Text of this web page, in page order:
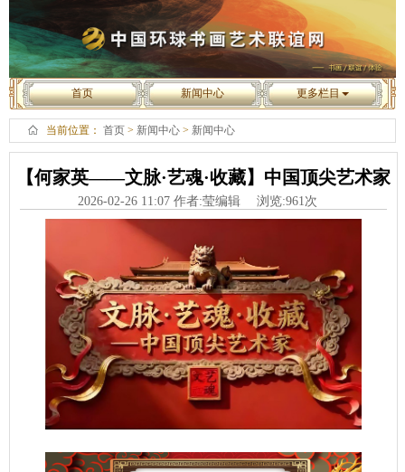
首页 新闻中心 更多栏目
当前位置： 首页 > 新闻中心 > 新闻中心
【何家英——文脉·艺魂·收藏】中国顶尖艺术家
2026-02-26 11:07 作者:莹编辑 浏览:961 次